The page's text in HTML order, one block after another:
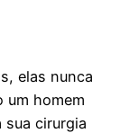
elas nunca
um homem
cirurgia